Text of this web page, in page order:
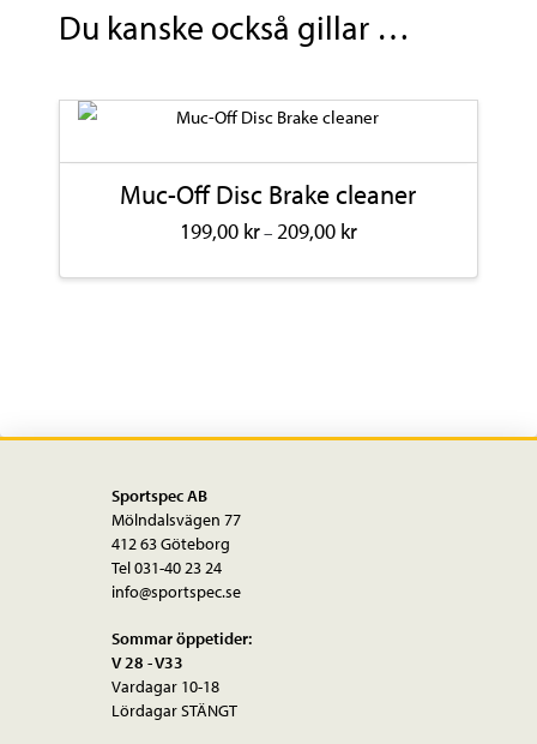
03
mängd
Du kanske också gillar …
Muc-Off Disc Brake cleaner
199,00 kr– 209,00 krPrisintervall:
209,00 kr
Den
Sportspec AB
Mölndalsvägen 77
412 63 Göteborg
Tel 031-40 23 24
info@sportspec.se
Sommar öppetider:
V 28 - V33
Vardagar 10-18
Lördagar STÄNGT